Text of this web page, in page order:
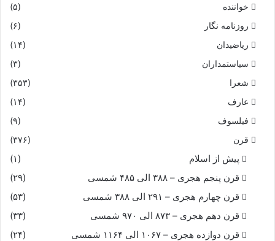
خواننده
(۵)
روزنامه نگار
(۶)
ریاضیدان
(۱۴)
سیاستمداران
(۳)
شعرا
(۳۵۳)
عارف
(۱۴)
فیلسوف
(۹)
قرن
(۳۷۶)
پیش از اسلام
(۱)
قرن پنجم هجری – ۳۸۸ الی ۴۸۵ شمسی
(۲۹)
قرن چهارم هجری – ۲۹۱ الی ۳۸۸ شمسی
(۵۳)
قرن دهم هجری – ۸۷۳ الی ۹۷۰ شمسی
(۳۳)
قرن دوازده هجری – ۱۰۶۷ الی ۱۱۶۴ شمسی
(۲۴)